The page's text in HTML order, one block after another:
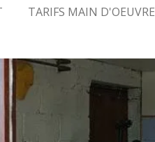
TARIFS MAIN D'OEUVRE